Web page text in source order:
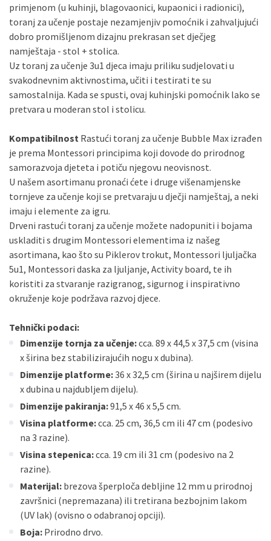
primjenom (u kuhinji, blagovaonici, kupaonici i radionici),
toranj za učenje postaje nezamjenjiv pomoćnik i zahvaljujući
dobro promišljenom dizajnu prekrasan set dječjeg
namještaja - stol + stolica.
Uz toranj za učenje 3u1 djeca imaju priliku sudjelovati u
svakodnevnim aktivnostima, učiti i testirati te su
samostalnija. Kada se spusti, ovaj kuhinjski pomoćnik lako se
pretvara u moderan stol i stolicu.
Kompatibilnost Rastući toranj za učenje Bubble Max izrađen
je prema Montessori principima koji dovode do prirodnog
samorazvoja djeteta i potiču njegovu neovisnost.
U našem asortimanu pronaći ćete i druge višenamjenske
tornjeve za učenje koji se pretvaraju u dječji namještaj, a neki
imaju i elemente za igru.
Drveni rastući toranj za učenje možete nadopuniti i bojama
uskladiti s drugim Montessori elementima iz našeg
asortimana, kao što su Piklerov trokut, Montessori ljuljačka
5u1, Montessori daska za ljuljanje, Activity board, te ih
koristiti za stvaranje razigranog, sigurnog i inspirativno
okruženje koje podržava razvoj djece.
Tehnički podaci:
Dimenzije tornja za učenje:cca. 89 x 44,5 x 37,5 cm (visina
x širina bez stabilizirajućih nogu x dubina).
Dimenzije platforme:36 x 32,5 cm (širina u najširem dijelu
x dubina u najdubljem dijelu).
Dimenzije pakiranja:91,5 x 46 x 5,5 cm.
Visina platforme:cca. 25 cm, 36,5 cm ili 47 cm (podesivo
na 3 razine).
Visina stepenica:cca. 19 cm ili 31 cm (podesivo na 2
razine).
Materijal: brezova šperploča debljine 12 mm u prirodnoj
završnici (nepremazana) ili tretirana bezbojnim lakom
(UV lak) (ovisno o odabranoj opciji).
Boja: Prirodno drvo.